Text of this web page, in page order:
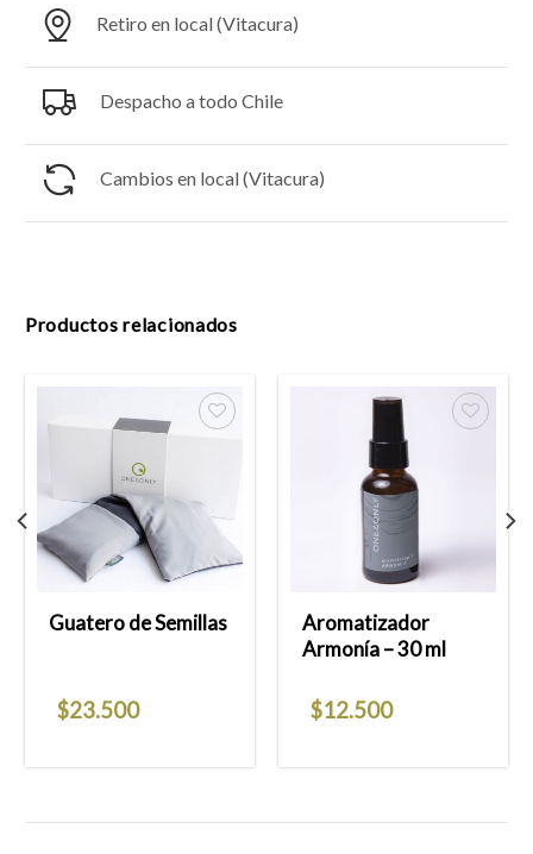
Retiro en local (Vitacura)
Despacho a todo Chile
Cambios en local (Vitacura)
Productos relacionados
de
Guatero de Semillas
$23.500
Aromatizador
Armonía – 30 ml
$12.500